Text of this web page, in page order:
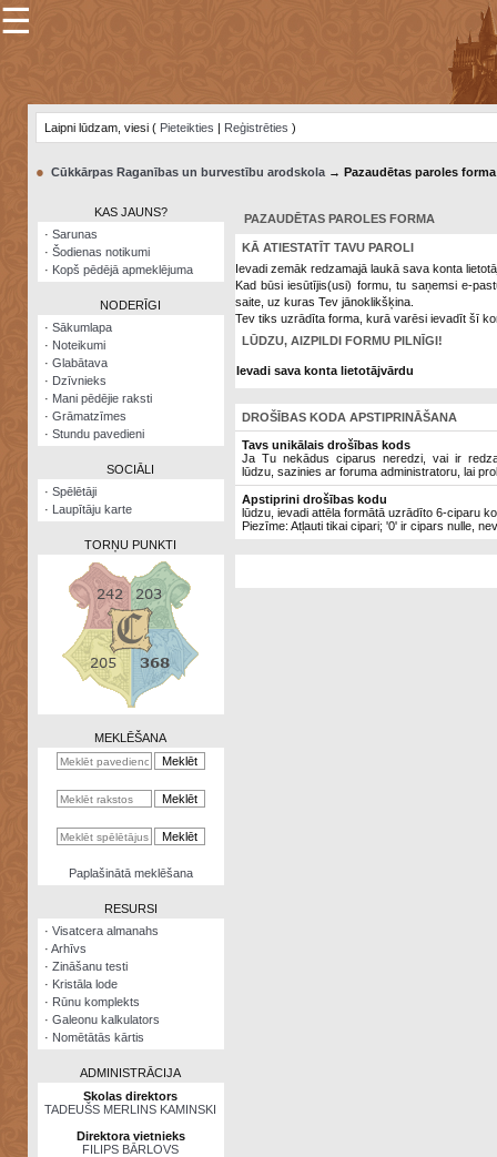
×
Šodienas
notikumi
Visatcera
almanahs
Arhīvs
Zināšanu
kalkulators
Nomētātās
☰
Laipni lūdzam, viesi ( Pieteikties | Reģistrēties )
● Cūkkārpas Raganības un burvestību arodskola→ Pazaudētas paroles forma
KAS JAUNS?
· Sarunas
· Šodienas notikumi
· Kopš pēdējā apmeklējuma
NODERĪGI
· Sākumlapa
· Noteikumi
· Glabātava
· Dzīvnieks
· Mani pēdējie raksti
· Grāmatzīmes
· Stundu pavedieni
SOCIĀLI
· Spēlētāji
· Laupītāju karte
TORŅU PUNKTI
MEKLĒŠANA
Paplašinātā meklēšana
RESURSI
· Visatcera almanahs
· Arhīvs
· Zināšanu testi
· Kristāla lode
· Rūnu komplekts
· Galeonu kalkulators
· Nomētātās kārtis
ADMINISTRĀCIJA
Skolas direktors
TADEUŠS MERLINS KAMINSKI
Direktora vietnieks
FILIPS BĀRLOVS
PAZAUDĒTAS PAROLES FORMA
KĀ ATIESTATĪT TAVU PAROLI
Ievadi zemāk redzamajā laukā sava konta
Kad būsi iesūtījis(usi) formu, tu saņemsi e-
saite, uz kuras Tev jānoklikšķina.
Tev tiks uzrādīta forma, kurā varēsi ievadīt šī
LŪDZU, AIZPILDI FORMU PILNĪGI!
Ievadi sava konta lietotājvārdu
DROŠĪBAS KODA APSTIPRINĀŠANA
Tavs unikālais drošības kods
Ja Tu nekādus ciparus neredzi, vai ir
lūdzu, sazinies ar foruma administratoru, lai
Apstiprini drošības kodu
lūdzu, ievadi attēla formātā uzrādīto 6-ciparu
Piezīme: Atļauti tikai cipari; '0' ir cipars nulle,